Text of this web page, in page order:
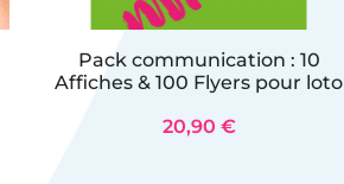
Pack communication : 10
Affiches & 100 Flyers pour loto
20,90 €